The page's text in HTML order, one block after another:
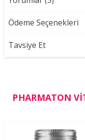
Ödeme Seçenekleri
Tavsiye Et
PHARMATON